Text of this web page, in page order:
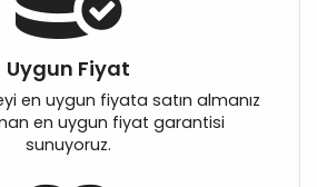
Uygun Fiyat
en uygun fiyata satın almanız
en uygun fiyat garantisi
sunuyoruz.